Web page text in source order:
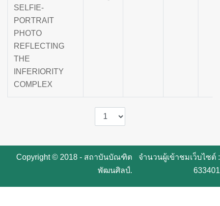
SELFIE-
PORTRAIT
PHOTO
REFLECTING
THE
INFERIORITY
COMPLEX
Copyright © 2018 - สถาบันบัณฑิต
พัฒนศิลป์.
จำนวนผู้เข้าชมเว็บไซต์ :
633401